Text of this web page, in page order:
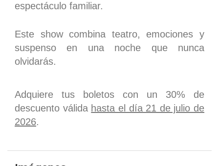
espectáculo familiar.
Este show combina teatro, emociones y
suspenso en una noche que nunca
olvidarás.
Adquiere tus boletos con un 30% de
descuento válida hasta el día 21 de julio de
2026.